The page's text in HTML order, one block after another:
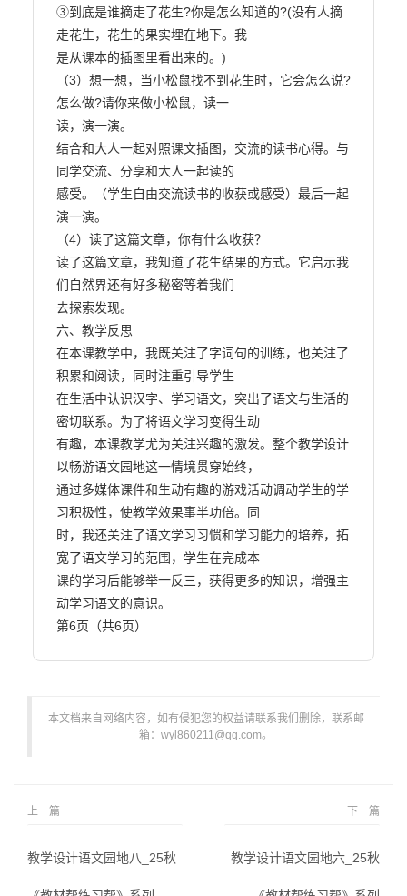
③到底是谁摘走了花生?你是怎么知道的?(没有人摘
走花生，花生的果实埋在地下。我
是从课本的插图里看出来的。)
（3）想一想，当小松鼠找不到花生时，它会怎么说?
怎么做?请你来做小松鼠，读一
读，演一演。
结合和大人一起对照课文插图，交流的读书心得。与
同学交流、分享和大人一起读的
感受。（学生自由交流读书的收获或感受）最后一起
演一演。
（4）读了这篇文章，你有什么收获？
读了这篇文章，我知道了花生结果的方式。它启示我
们自然界还有好多秘密等着我们
去探索发现。
六、教学反思
在本课教学中，我既关注了字词句的训练，也关注了
积累和阅读，同时注重引导学生
在生活中认识汉字、学习语文，突出了语文与生活的
密切联系。为了将语文学习变得生动
有趣，本课教学尤为关注兴趣的激发。整个教学设计
以畅游语文园地这一情境贯穿始终，
通过多媒体课件和生动有趣的游戏活动调动学生的学
习积极性，使教学效果事半功倍。同
时，我还关注了语文学习习惯和学习能力的培养，拓
宽了语文学习的范围，学生在完成本
课的学习后能够举一反三，获得更多的知识，增强主
动学习语文的意识。
第6页（共6页）
本文档来自网络内容，如有侵犯您的权益请联系我们删除，联系邮
箱：wyl860211@qq.com。
上一篇
教学设计语文园地八_25秋
下一篇
教学设计语文园地六_25秋